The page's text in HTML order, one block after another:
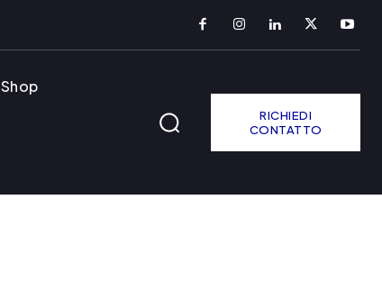
Shop
RICHIEDI
CONTATTO